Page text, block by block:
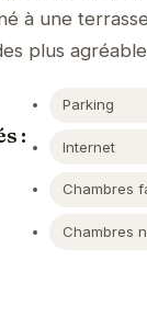
à une
plus
:
Parking
Internet
Chambres
Chambres